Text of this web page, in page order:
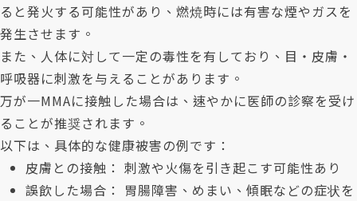
ると発火する可能性があり、燃焼時には有害な煙やガスを
発生させます。
また、人体に対して一定の毒性を有しており、目・皮膚・
呼吸器に刺激を与えることがあります。
万が一MMAに接触した場合は、速やかに医師の診察を受け
ることが推奨されます。
以下は、具体的な健康被害の例です：
皮膚との接触： 刺激や火傷を引き起こす可能性あり
誤飲した場合： 胃腸障害、めまい、傾眠などの症状を